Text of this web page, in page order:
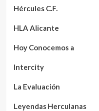
Hércules C.F.
HLA Alicante
Hoy Conocemos a
Intercity
La Evaluación
Leyendas Herculanas